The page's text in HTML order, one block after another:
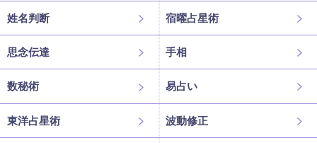
姓名判断 宿曜占星術
思念伝達 手相
数秘術 易占い
東洋占星術 波動修正